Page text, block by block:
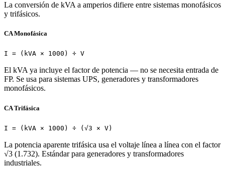
La conversión de kVA a amperios difiere entre sistemas monofásicos
y trifásicos.
CA Monofásica
I = (kVA × 1000) ÷ V
El kVA ya incluye el factor de potencia — no se necesita entrada de
FP. Se usa para sistemas UPS, generadores y transformadores
monofásicos.
CA Trifásica
I = (kVA × 1000) ÷ (√3 × V)
La potencia aparente trifásica usa el voltaje línea a línea con el factor
√3 (1.732). Estándar para generadores y transformadores
industriales.